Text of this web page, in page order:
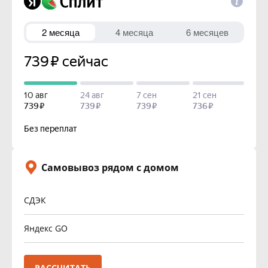
Самовывоз рядом с домом
СДЭК
Яндекс GO